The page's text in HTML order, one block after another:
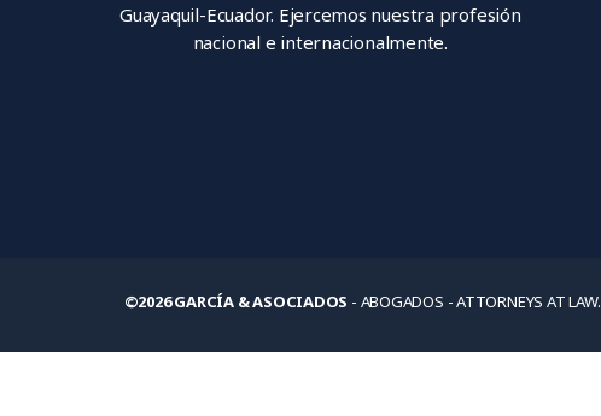
Guayaquil-Ecuador. Ejercemos nuestra profesión
nacional e internacionalmente.
©2026 GARCÍA & ASOCIADOS - ABOGADOS - ATTORNEYS AT LAW.